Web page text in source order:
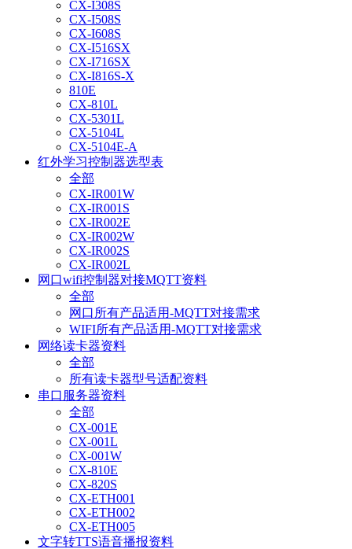
CX-I308S
CX-I508S
CX-I608S
CX-I516SX
CX-I716SX
CX-I816S-X
810E
CX-810L
CX-5301L
CX-5104L
CX-5104E-A
红外学习控制器选型表
全部
CX-IR001W
CX-IR001S
CX-IR002E
CX-IR002W
CX-IR002S
CX-IR002L
网口wifi控制器对接MQTT资料
全部
网口所有产品适用-MQTT对接需求
WIFI所有产品适用-MQTT对接需求
网络读卡器资料
全部
所有读卡器型号适配资料
串口服务器资料
全部
CX-001E
CX-001L
CX-001W
CX-810E
CX-820S
CX-ETH001
CX-ETH002
CX-ETH005
文字转TTS语音播报资料